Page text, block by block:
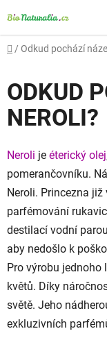
na
obsah
Domů
/ Odkud pochází
ODKUD
NEROLI?
Neroli je éterický olej
pomerančovníku.
Neroli. Princezna
parfémování
destilací vodní
aby nedošlo k
Pro výrobu jednoho
květů. Díky
světě. Jeho
exkluzivních